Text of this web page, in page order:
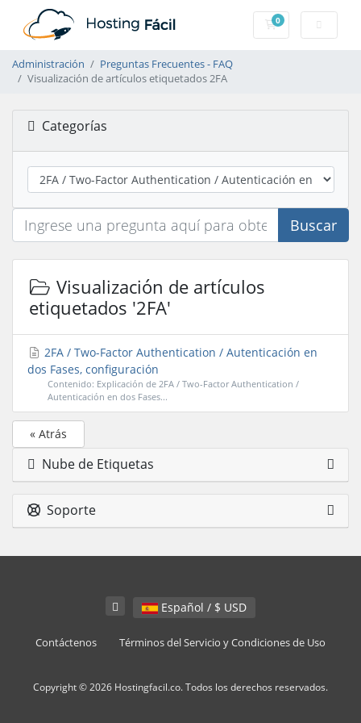
0Carro de Pedidos
Administración
Preguntas Frecuentes - FAQ
Visualización de artículos etiquetados 2FA
Categorías
Buscar
Visualización de artículos
etiquetados '2FA'
2FA / Two-Factor Authentication / Autenticación en
dos Fases, configuración
Contenido: Explicación de 2FA / Two-Factor Authentication /
Autenticación en dos Fases...
« Atrás
Nube de Etiquetas
Soporte
Español / $ USD
Contáctenos Términos del Servicio y Condiciones de Uso
Copyright © 2026 Hostingfacil.co. Todos los derechos reservados.